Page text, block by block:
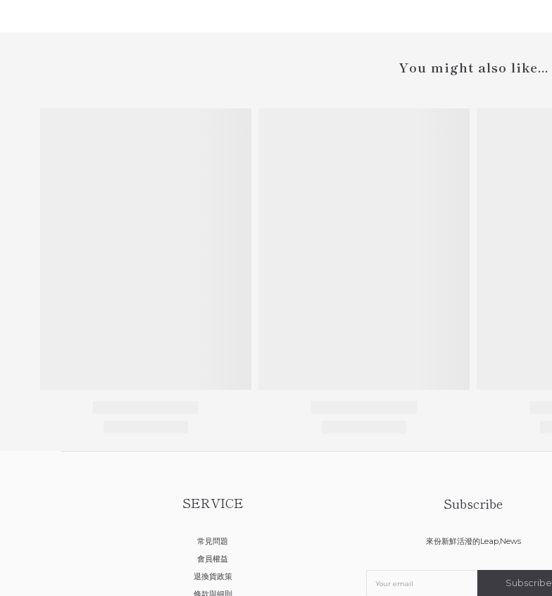
You might also like...
SERVICE
常見問題
會員權益
退換貨政策
條款與細則
Subscribe
來份新鮮活潑的Leap,News
Subscribe